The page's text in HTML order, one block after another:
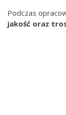
Podczas
jakość oraz